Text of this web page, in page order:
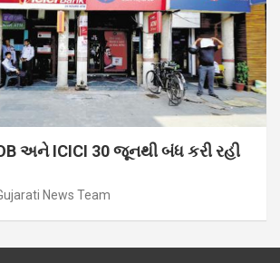
અને ICICI 30 જૂનથી બંધ કરી રહી
News Team